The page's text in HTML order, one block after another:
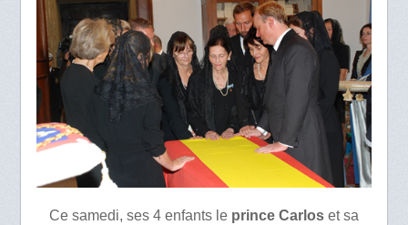
Ce samedi, ses 4 enfants le prince Carlos et sa